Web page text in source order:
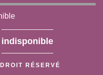
indisponible
RÉSERVÉ